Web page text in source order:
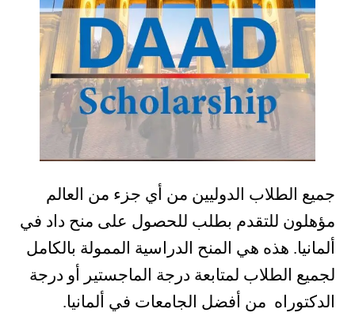
جميع الطلاب الدوليين من أي جزء من العالم
مؤهلون للتقدم بطلب للحصول على منح داد في
ألمانيا. هذه هي المنح الدراسية الممولة بالكامل
لجميع الطلاب لمتابعة درجة الماجستير أو درجة
الدكتوراه من أفضل الجامعات في ألمانيا.